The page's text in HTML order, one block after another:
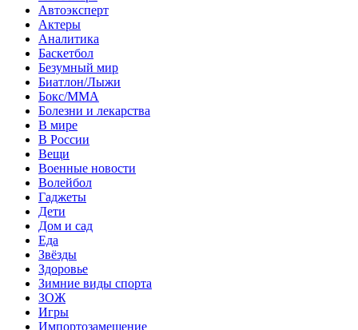
Автоэксперт
Актеры
Аналитика
Баскетбол
Безумный мир
Биатлон/Лыжи
Бокс/MMA
Болезни и лекарства
В мире
В России
Вещи
Военные новости
Волейбол
Гаджеты
Дети
Дом и сад
Еда
Звёзды
Здоровье
Зимние виды спорта
ЗОЖ
Игры
Импортозамещение